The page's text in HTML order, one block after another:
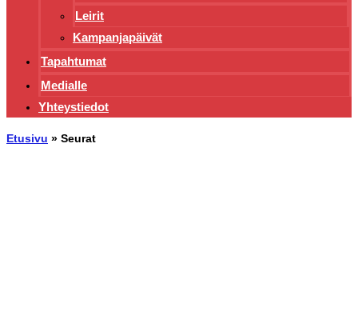
Leirit
Kampanjapäivät
Tapahtumat
Medialle
Yhteystiedot
Etusivu » Seurat